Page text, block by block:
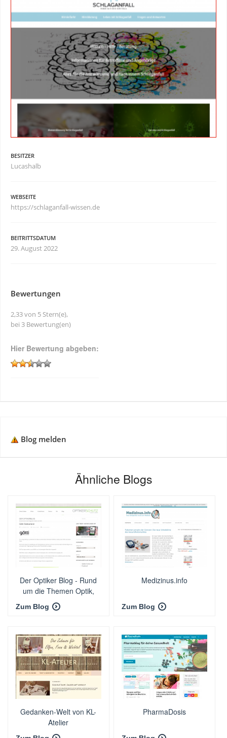
BESITZER
Lucashalb
WEBSEITE
https://schlaganfall-wissen.de
BEITRITTSDATUM
29. August 2022
Bewertungen
2,33 von 5 Stern(e),
bei 3 Bewertung(en)
Hier Bewertung abgeben:
Blog melden
Ähnliche Blogs
Der Optiker Blog - Rund
um die Themen Optik,
Brillen, Kontaktlinsen
Zum Blog
Medizinus.info
Zum Blog
Gedanken-Welt von KL-
Atelier
PharmaDosis